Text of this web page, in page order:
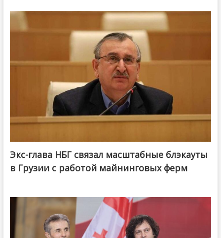
Экс-глава НБГ связал масштабные блэкауты
в Грузии с работой майнинговых ферм